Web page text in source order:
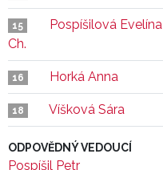
15
Pospíšilová Evelína
Ch.
16 Horká Anna
18 Víšková Sára
ODPOVĚDNÝ VEDOUCÍ
Pospíšil Petr